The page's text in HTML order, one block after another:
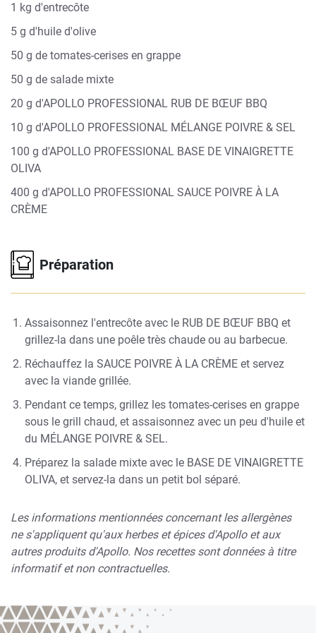
1 kg d'entrecôte
5 g d'huile d'olive
50 g de tomates-cerises en grappe
50 g de salade mixte
20 g d'APOLLO PROFESSIONAL RUB DE BŒUF BBQ
10 g d'APOLLO PROFESSIONAL MÉLANGE POIVRE & SEL
100 g d'APOLLO PROFESSIONAL BASE DE VINAIGRETTE
OLIVA
400 g d'APOLLO PROFESSIONAL SAUCE POIVRE À LA
CRÈME
Préparation
Assaisonnez l'entrecôte avec le RUB DE BŒUF BBQ et
grillez-la dans une poêle très chaude ou au barbecue.
Réchauffez la SAUCE POIVRE À LA CRÈME et servez
avec la viande grillée.
Pendant ce temps, grillez les tomates-cerises en grappe
sous le grill chaud, et assaisonnez avec un peu d'huile et
du MÉLANGE POIVRE & SEL.
Préparez la salade mixte avec le BASE DE VINAIGRETTE
OLIVA, et servez-la dans un petit bol séparé.
Les informations mentionnées concernant les allergènes
ne s'appliquent qu'aux herbes et épices d'Apollo et aux
autres produits d'Apollo. Nos recettes sont données à titre
informatif et non contractuelles.